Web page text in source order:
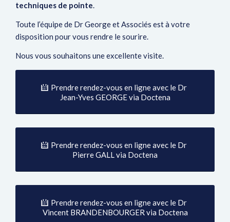
techniques de pointe.
Toute l’équipe de Dr George et Associés est à votre
disposition pour vous rendre le sourire.
Nous vous souhaitons une excellente visite.
Prendre rendez-vous en ligne avec le Dr
Jean-Yves GEORGE via Doctena
Prendre rendez-vous en ligne avec le Dr
Pierre GALL via Doctena
Prendre rendez-vous en ligne avec le Dr
Vincent BRANDENBOURGER via Doctena